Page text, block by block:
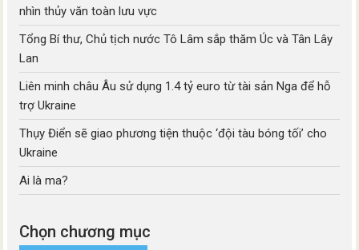
nhìn thủy văn toàn lưu vực
Tổng Bí thư, Chủ tịch nước Tô Lâm sắp thăm Úc và Tân Lây
Lan
Liên minh châu Âu sử dụng 1.4 tỷ euro từ tài sản Nga để hỗ
trợ Ukraine
Thụy Điển sẽ giao phương tiện thuộc ‘đội tàu bóng tối’ cho
Ukraine
Ai là ma?
Chọn chương mục